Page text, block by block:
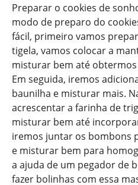
Preparar o cookies de
modo de preparo do
fácil, primeiro vamos
tigela, vamos colocar a
misturar bem até
Em seguida, iremos
baunilha e misturar mais.
acrescentar a farinha de
misturar bem até
iremos juntar os bombons
e misturar bem para
a ajuda de um pegador de
fazer bolinhas com essa